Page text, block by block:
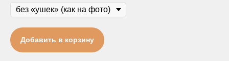
Добавить в корзину